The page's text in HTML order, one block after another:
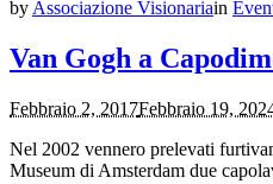
by Associazione Visionariain
Van Gogh a
Febbraio 2, 2017Febbraio 19,
Nel 2002 vennero prelevati
Museum di Amsterdam due